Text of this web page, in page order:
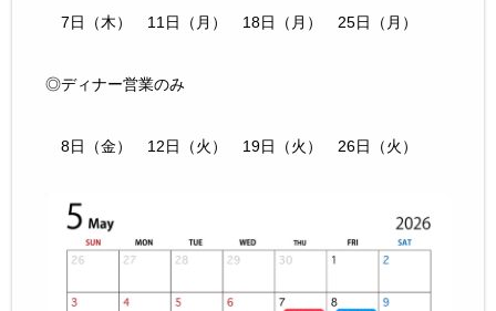
7日（木） 11日（月） 18日（月） 25日（月）
◎ディナー営業のみ
8日（金） 12日（火） 19日（火） 26日（火）